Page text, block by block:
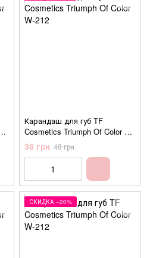
Карандаш для губ TF
Cosmetics Triumph Of Color W-
212 №215 Intense nude
(насыщенный нюд)
38 грн 48 грн
СКИДКА −20%